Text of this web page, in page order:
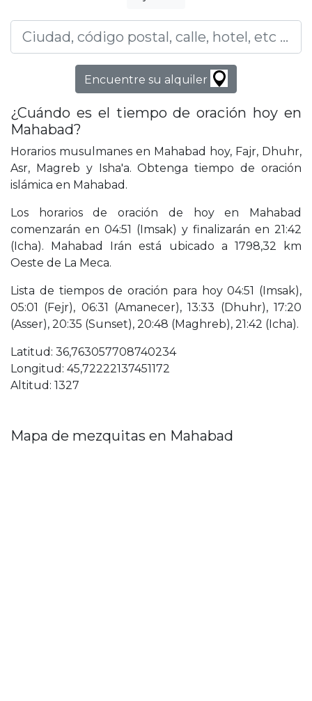
Encuentre su alquiler
¿Cuándo es el tiempo de oración hoy en
Mahabad?
Horarios musulmanes en Mahabad hoy, Fajr, Dhuhr,
Asr, Magreb y Isha'a. Obtenga tiempo de oración
islámica en Mahabad.
Los horarios de oración de hoy en Mahabad
comenzarán en 04:51 (Imsak) y finalizarán en 21:42
(Icha). Mahabad Irán está ubicado a 1798,32 km
Oeste de La Meca.
Lista de tiempos de oración para hoy 04:51 (Imsak),
05:01 (Fejr), 06:31 (Amanecer), 13:33 (Dhuhr), 17:20
(Asser), 20:35 (Sunset), 20:48 (Maghreb), 21:42 (Icha).
Latitud: 36,763057708740234
Longitud: 45,72222137451172
Altitud: 1327
Mapa de mezquitas en Mahabad